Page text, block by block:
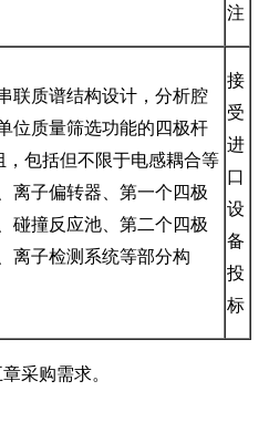
注
联质谱结构设计，分析腔
位质量筛选功能的四极杆
，包括但不限于电感耦合等
离子偏转器、第一个四极
碰撞反应池、第二个四极
离子检测系统等部分构
接
受
进
口
设
备
投
标
采购需求。